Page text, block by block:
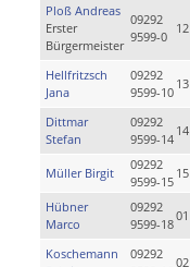
Ploß Andreas
Erster
Bürgermeister
09292
9599-0
12
Hellfritzsch
Jana
09292
9599-10
13
Dittmar
Stefan
09292
9599-14
14
Müller Birgit
09292
9599-15
15
Hübner
Marco
09292
9599-18
01
Koschemann
09292
02